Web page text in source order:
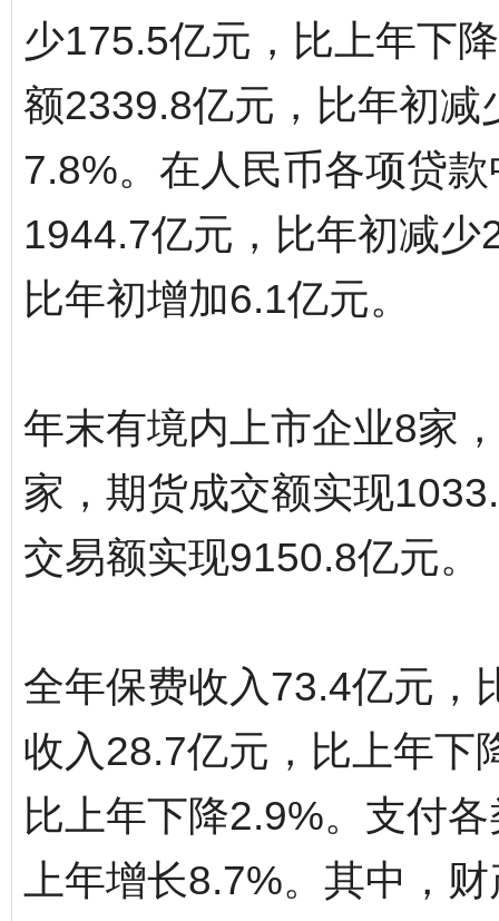
少175.5亿元，比上年下
额2339.8亿元，比年初
7.8%。在人民币各项贷
1944.7亿元，比年初减
比年初增加6.1亿元。
年末有境内上市企业8家
家，期货成交额实现
交易额实现9150.8亿元。
全年保费收入73.4亿元，
收入28.7亿元，比上年下
比上年下降2.9%。支付
上年增长8.7%。其中，